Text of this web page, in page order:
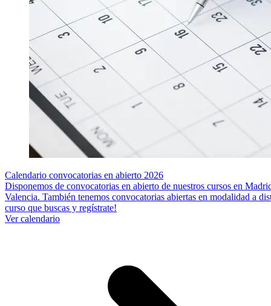
Calendario convocatorias en abierto 2026
Disponemos de convocatorias en abierto de nuestros cursos en
Valencia. También tenemos convocatorias abiertas en modalidad a
curso que buscas y regístrate!
Ver calendario